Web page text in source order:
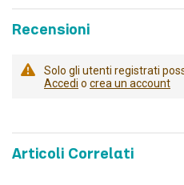
Recensioni
Solo gli utenti registrati
Accedi o crea un account
Articoli Correlati